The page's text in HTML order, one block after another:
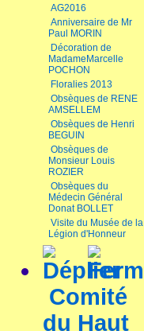
AG2016
Anniversaire de Mr
Paul MORIN
Décoration de
MadameMarcelle
POCHON
Floralies 2013
Obsèques de RENE
AMSELLEM
Obsèques de Henri
BEGUIN
Obsèques de
Monsieur Louis
ROZIER
Obsèques du
Médecin Général
Donat BOLLET
Visite du Musée de la
Légion d'Honneur
Comité
du Haut